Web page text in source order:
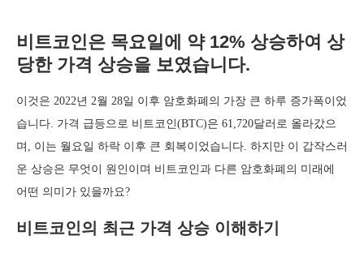
비트코인은 목요일에 약 12% 상승하여 상
당한 가격 상승을 보였습니다.
이것은 2022년 2월 28일 이후 암호화폐의 가장 큰 하루 증가폭이었
습니다. 가격 급등으로 비트코인(BTC)은 61,720달러로 올라갔으
며, 이는 월요일 하락 이후 큰 회복이었습니다. 하지만 이 갑작스러
운 상승은 무엇이 원인이며 비트코인과 다른 암호화폐의 미래에
어떤 의미가 있을까요?
비트코인의 최근 가격 상승 이해하기